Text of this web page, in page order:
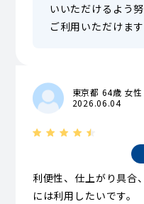
いいただけるよう
ご利用いただけます
東京都 64歳 女性
2026.06.04
利便性、仕上がり具合
には利用したいです。